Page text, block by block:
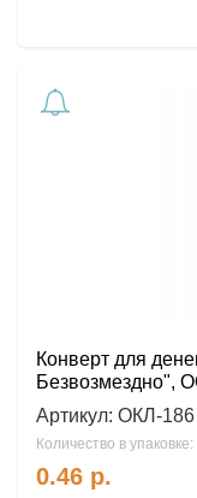
Конверт для
Безвозмездно",
Артикул: ОКЛ-186
Количество в упаковке:
0.46 р.